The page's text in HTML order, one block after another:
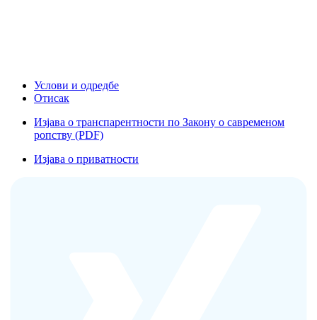
Услови и одредбе
Отисак
Изјава о транспарентности по Закону о савременом
ропству (PDF)
Изјава о приватности